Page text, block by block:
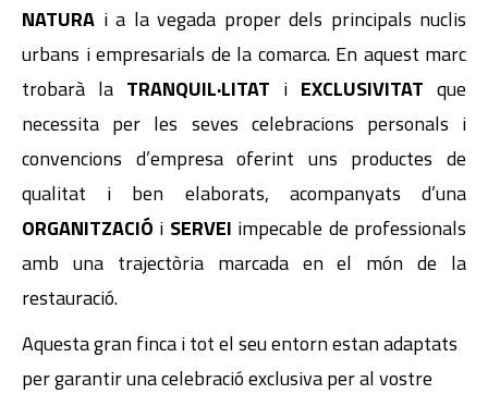
NATURA i a la vegada proper dels principals nuclis
urbans i empresarials de la comarca. En aquest marc
trobarà la TRANQUIL·LITAT i EXCLUSIVITAT que
necessita per les seves celebracions personals i
convencions d’empresa oferint uns productes de
qualitat i ben elaborats, acompanyats d’una
ORGANITZACIÓ i SERVEI impecable de professionals
amb una trajectòria marcada en el món de la
restauració.
Aquesta gran finca i tot el seu entorn estan adaptats
per garantir una celebració exclusiva per al vostre